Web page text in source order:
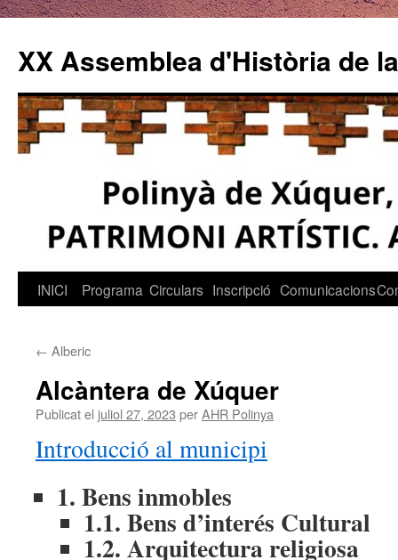
contingut
XX Assemblea d'Història de
INICI Programa Circulars Inscripció Comunicacions
← Alberic
Alcàntera de Xúquer
Publicat el juliol 27, 2023 perAHR Polinya
Introducció al municipi
1. Bens inmobles
1.1. Bens d’interés Cultural
1.2. Arquitectura religiosa